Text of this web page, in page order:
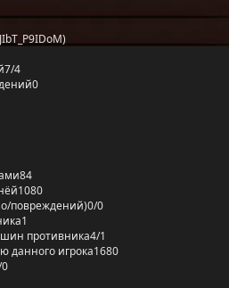
7/4
0
84
1080
повреждений)0/0
1
противника4/1
данного игрока1680